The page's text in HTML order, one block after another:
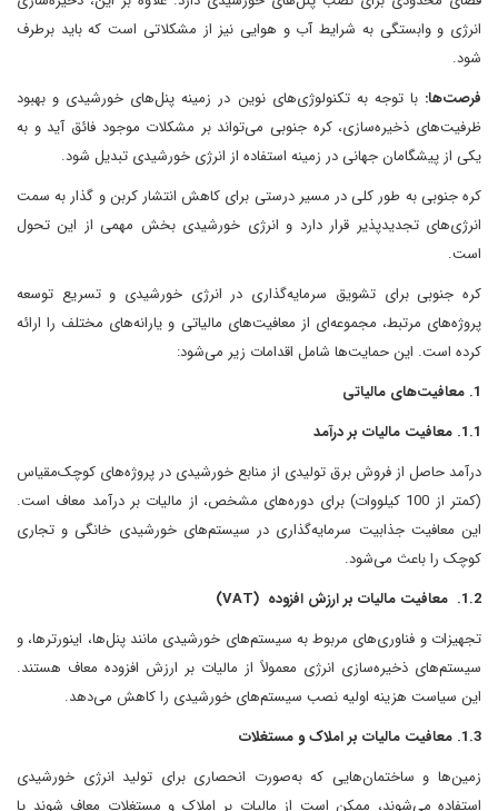
انرژی و وابستگی به شرایط آب و هوایی نیز از مشکلاتی است که باید برطرف
شود.
فرصت‌ها:با توجه به تکنولوژی‌های نوین در زمینه پنل‌های خورشیدی و بهبود
ظرفیت‌های ذخیره‌سازی، کره جنوبی می‌تواند بر مشکلات موجود فائق آید و به
یکی از پیشگامان جهانی در زمینه استفاده از انرژی خورشیدی تبدیل شود.
کره جنوبی به طور کلی در مسیر درستی برای کاهش انتشار کربن و گذار به سمت
انرژی‌های تجدیدپذیر قرار دارد و انرژی خورشیدی بخش مهمی از این تحول
است.
کره جنوبی برای تشویق سرمایه‌گذاری در انرژی خورشیدی و تسریع توسعه
پروژه‌های مرتبط، مجموعه‌ای از معافیت‌های مالیاتی و یارانه‌های مختلف را ارائه
کرده است. این حمایت‌ها شامل اقدامات زیر می‌شود:
1. معافیت‌های مالیاتی
1.1. معافیت مالیات بر درآمد
درآمد حاصل از فروش برق تولیدی از منابع خورشیدی در پروژه‌های کوچک‌مقیاس
(کمتر از 100 کیلووات) برای دوره‌های مشخص، از مالیات بر درآمد معاف است.
این معافیت جذابیت سرمایه‌گذاری در سیستم‌های خورشیدی خانگی و تجاری
کوچک را باعث می‌شود.
1.2. معافیت مالیات بر ارزش افزوده (VAT)
تجهیزات و فناوری‌های مربوط به سیستم‌های خورشیدی مانند پنل‌ها، اینورترها، و
سیستم‌های ذخیره‌سازی انرژی معمولاً از مالیات بر ارزش افزوده معاف هستند.
این سیاست هزینه اولیه نصب سیستم‌های خورشیدی را کاهش می‌دهد.
1.3. معافیت مالیات بر املاک و مستغلات
زمین‌ها و ساختمان‌هایی که به‌صورت انحصاری برای تولید انرژی خورشیدی
استفاده می‌شوند، ممکن است از مالیات بر املاک و مستغلات معاف شوند یا